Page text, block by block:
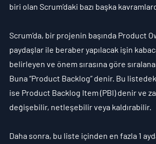
biri olan Scrum’daki bazı başka
Scrum’da, bir projenin başında Product
paydaşlar ile beraber yapılacak işin
belirleyen ve önem sırasına göre
Buna “Product Backlog” denir. Bu
ise Product Backlog Item (PBI) denir ve
değişebilir, netleşebilir veya kaldırabilir.
Daha sonra, bu liste içinden en fazla 1